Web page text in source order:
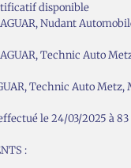
disponible
Nudant
Technic Auto
Technic Auto Metz,
le 24/03/2025 à 83
: